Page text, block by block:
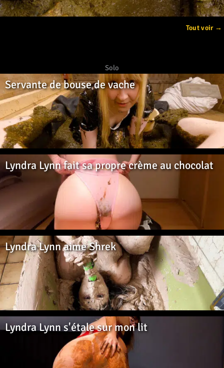
Tout voir →
Solo
Servante de bouse de vache
Lyndra Lynn fait sa propre crème au chocolat
Lyndra Lynn aime Shrek
Lyndra Lynn s'étale sur mon lit